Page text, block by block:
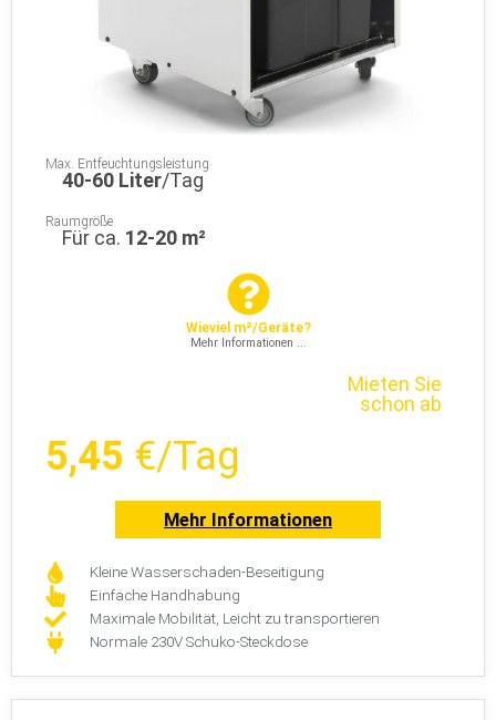
Max. Entfeuchtungsleistung
40-60 Liter/Tag
Raumgröße
Für ca. 12-20 m²
Wieviel m²/Geräte?
Mehr Informationen ...
Mieten Sie
schon ab
5,45 €/Tag
Mehr Informationen
Kleine Wasserschaden-Beseitigung
Einfache Handhabung
Maximale Mobilität, Leicht zu transportieren
Normale 230V Schuko-Steckdose